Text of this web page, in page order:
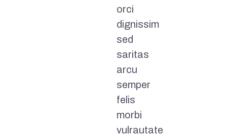
orci
dignissim
sed
saritas
arcu
semper
felis
morbi
vulrautate